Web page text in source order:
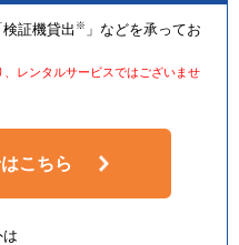
証機貸出 ※ 」などを承ってお
レンタルサービスではございませ
こちら